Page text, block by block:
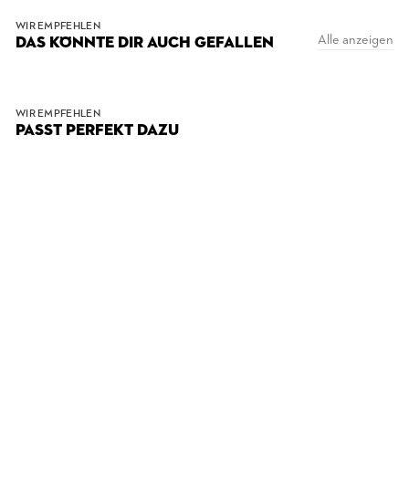
WIR EMPFEHLEN
DAS KÖNNTE DIR AUCH GEFALLEN Alle anzeigen
WIR EMPFEHLEN
PASST PERFEKT DAZU